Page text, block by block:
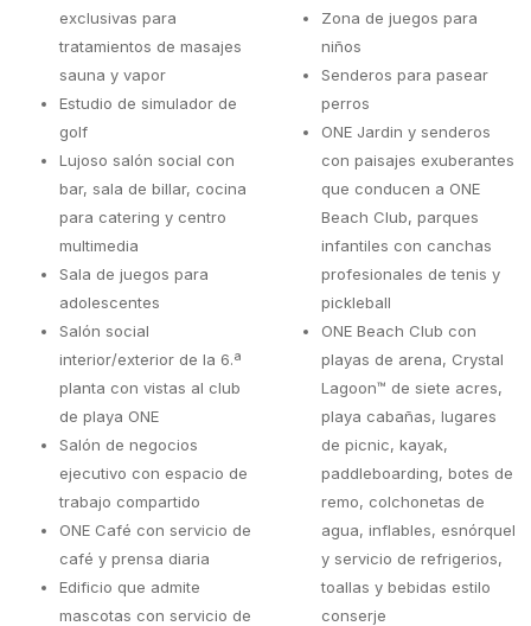
exclusivas para
tratamientos de masajes
sauna y vapor
Estudio de simulador de
golf
Lujoso salón social con
bar, sala de billar, cocina
para catering y centro
multimedia
Sala de juegos para
adolescentes
Salón social
interior/exterior de la 6.ª
planta con vistas al club
de playa ONE
Salón de negocios
ejecutivo con espacio de
trabajo compartido
ONE Café con servicio de
café y prensa diaria
Edificio que admite
mascotas con servicio de
Zona de juegos para
niños
Senderos para pasear
perros
ONE Jardin y senderos
con paisajes exuberantes
que conducen a ONE
Beach Club, parques
infantiles con canchas
profesionales de tenis y
pickleball
ONE Beach Club con
playas de arena, Crystal
Lagoon™ de siete acres,
playa cabañas, lugares
de picnic, kayak,
paddleboarding, botes de
remo, colchonetas de
agua, inflables, esnórquel
y servicio de refrigerios,
toallas y bebidas estilo
conserje